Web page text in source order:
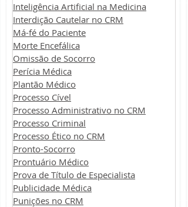
Inteligência Artificial na Medicina
Interdição Cautelar no CRM
Má-fé do Paciente
Morte Encefálica
Omissão de Socorro
Perícia Médica
Plantão Médico
Processo Cível
Processo Administrativo no CRM
Processo Criminal
Processo Ético no CRM
Pronto-Socorro
Prontuário Médico
Prova de Título de Especialista
Publicidade Médica
Punições no CRM